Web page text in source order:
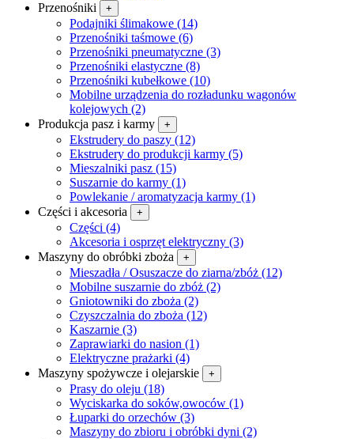
Przenośniki
+
Podajniki ślimakowe (14)
Przenośniki taśmowe (6)
Przenośniki pneumatyczne (3)
Przenośniki elastyczne (8)
Przenośniki kubełkowe (10)
Mobilne urządzenia do rozładunku wagonów
kolejowych (2)
Produkcja pasz i karmy
+
Ekstrudery do paszy (12)
Ekstrudery do produkcji karmy (5)
Mieszalniki pasz (15)
Suszarnie do karmy (1)
Powlekanie / aromatyzacja karmy (1)
Części i akcesoria
+
Części (4)
Akcesoria i osprzęt elektryczny (3)
Maszyny do obróbki zboża
+
Mieszadła / Osuszacze do ziarna/zbóż (12)
Mobilne suszarnie do zbóż (2)
Gniotowniki do zboża (2)
Czyszczalnia do zboża (12)
Kaszarnie (3)
Zaprawiarki do nasion (1)
Elektryczne prażarki (4)
Maszyny spożywcze i olejarskie
+
Prasy do oleju (18)
Wyciskarka do soków,owoców (1)
Łuparki do orzechów (3)
Maszyny do zbioru i obróbki dyni (2)